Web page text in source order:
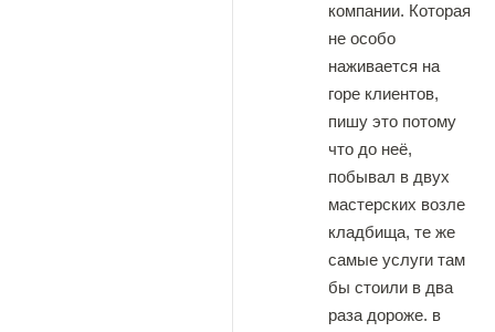
компании. Которая
не особо
наживается на
горе клиентов,
пишу это потому
что до неё,
побывал в двух
мастерских возле
кладбища, те же
самые услуги там
бы стоили в два
раза дороже. в